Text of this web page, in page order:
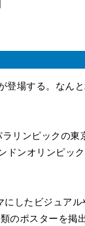
場する。なん
リンピックの
ンオリンピッ
したビジュア
ポスターを掲